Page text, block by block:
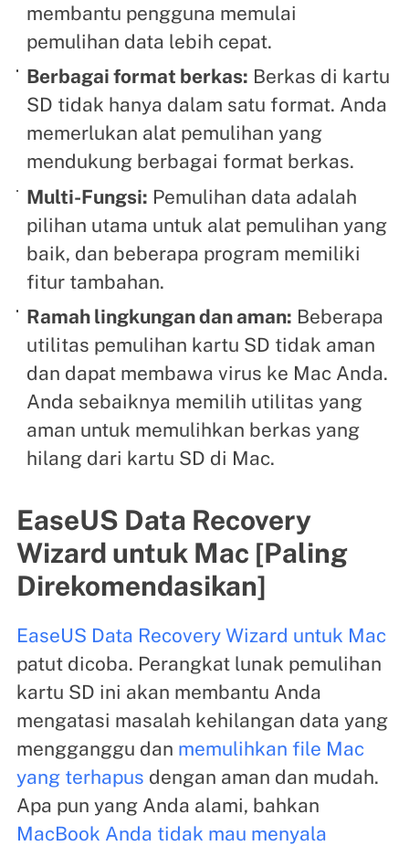
membantu pengguna memulai
pemulihan data lebih cepat.
Berbagai format berkas: Berkas di kartu
SD tidak hanya dalam satu format. Anda
memerlukan alat pemulihan yang
mendukung berbagai format berkas.
Multi-Fungsi: Pemulihan data adalah
pilihan utama untuk alat pemulihan yang
baik, dan beberapa program memiliki
fitur tambahan.
Ramah lingkungan dan aman: Beberapa
utilitas pemulihan kartu SD tidak aman
dan dapat membawa virus ke Mac Anda.
Anda sebaiknya memilih utilitas yang
aman untuk memulihkan berkas yang
hilang dari kartu SD di Mac.
EaseUS Data Recovery
Wizard untuk Mac [Paling
Direkomendasikan]
EaseUS Data Recovery Wizard untuk Mac
patut dicoba. Perangkat lunak pemulihan
kartu SD ini akan membantu Anda
mengatasi masalah kehilangan data yang
mengganggu dan memulihkan file Mac
yang terhapus dengan aman dan mudah.
Apa pun yang Anda alami, bahkan
MacBook Anda tidak mau menyala